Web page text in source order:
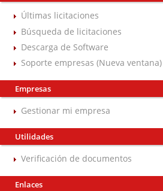
Últimas licitaciones
Búsqueda de licitaciones
Descarga de Software
Soporte empresas (Nueva ventana)
Empresas
Gestionar mi empresa
Utilidades
Verificación de documentos
Enlaces